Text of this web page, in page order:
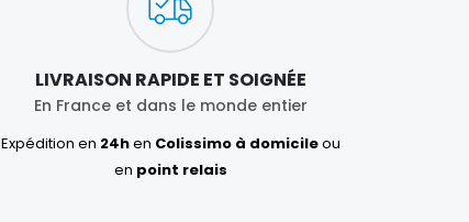
LIVRAISON RAPIDE ET SOIGNÉE
En France et dans le monde entier
Expédition en 24hen Colissimo à domicileou
en point relais